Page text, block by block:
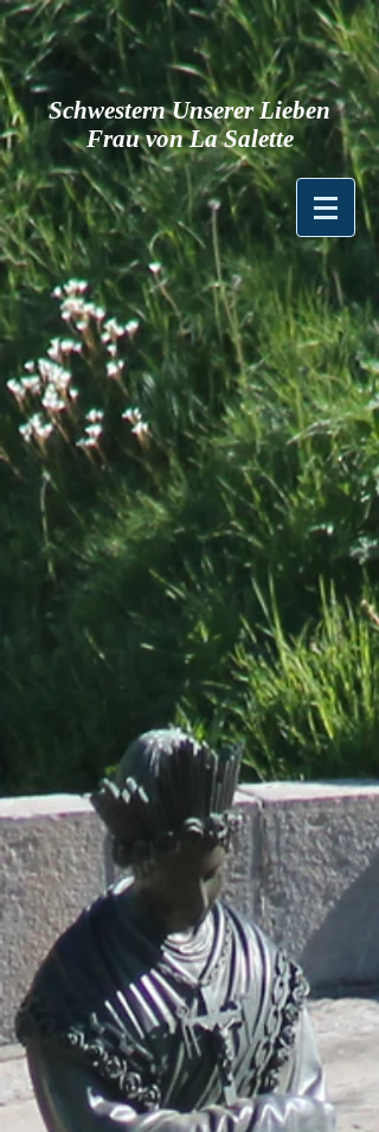
Schwestern Unserer Lieben
Frau von La Salette